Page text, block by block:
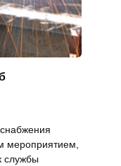
мероприятием,
службы